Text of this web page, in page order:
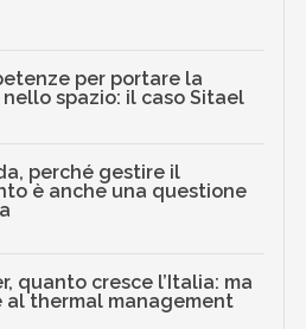
per portare la
nello spazio: il caso Sitael
perché gestire il
è anche una questione
quanto cresce l’Italia: ma
al thermal management